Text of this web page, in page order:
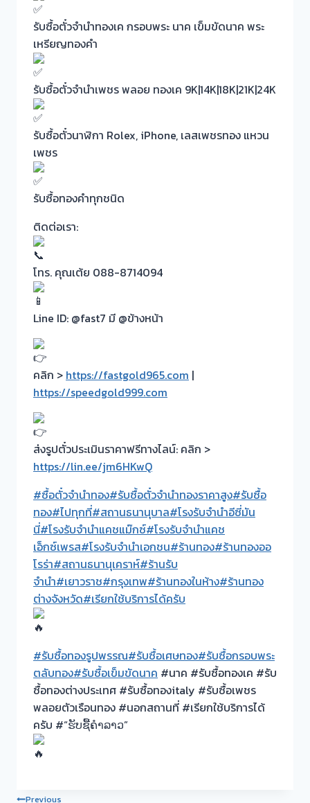
รับซื้อตั๋วจำนำทองเค กรอบพระ นาค เข็มขัดนาค พระ
เหรียญทองคำ
รับซื้อตั๋วจำนำเพชร พลอย ทองเค 9K|14K|18K|21K|24K
รับซื้อตั๋วนาฬิกา Rolex, iPhone, เลสเพชรทอง แหวน
เพชร
รับซื้อทองคำทุกชนิด
ติดต่อเรา:
โทร. คุณเต้ย 088-8714094
Line ID: @fast7 มี @ข้างหน้า
คลิก > https://fastgold965.com |
https://speedgold999.com
ส่งรูปตั๋วประเมินราคาฟรีทางไลน์: คลิก >
https://lin.ee/jm6HKwQ
#ซื้อตั๋วจำนำทอง#รับซื้อตั๋วจำนำทองราคาสูง#รับซื้อ
ทอง#ไปทุกที่#สถานธนานุบาล#โรงรับจำนำอีซี่มัน
นี่#โรงรับจำนำแคชแม๊กซ์#โรงรับจำนำแคช
เอ็กซ์เพรส#โรงรับจำนำเอกชน#ร้านทอง#ร้านทองออ
โรร่า#สถานธนานุเคราห์#ร้านรับ
จำนำ#เยาวราช#กรุงเทพ#ร้านทองในห้าง#ร้านทอง
ต่างจังหวัด#เรียกใช้บริการได้ครับ
#รับซื้อทองรูปพรรณ#รับซื้อเศษทอง#รับซื้อกรอบพระ
ตลับทอง#รับซื้อเข็มขัดนาค #นาค #รับซื้อทองเค #รับ
ซื้อทองต่างประเทศ #รับซื้อทองitaly #รับซื้อเพชร
พลอยตัวเรือนทอง #นอกสถานที่ #เรียกใช้บริการได้
ครับ #“ຮັບຊື້ຄຳລາວ”
Previous